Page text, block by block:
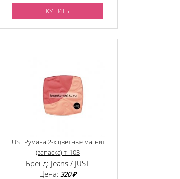
КУПИТЬ
JUST Румяна 2-х цветные магнит
(запаска) т. 103
Бренд: Jeans / JUST
Цена:320 ₽